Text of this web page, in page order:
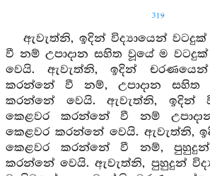
319
ඇවැත්නි, ඉදින් විද්‍යායෙන්
වී නම් උපාදාන සහිත වූයේ ම
වෙයි. ඇවැත්නි, ඉදින්
කරන්නේ වී නම්, උපාදාන සහිත
කරන්නේ වෙයි. ඇවැත්නි, ඉදින්
කෙළවර කරන්නේ වී නම්
කෙළවර කරන්නේ වෙයි. ඇවැත්නි,
කෙළවර කරන්නේ වී නම්,
කරන්නේ වෙයි. ඇවැත්නි, පුහුදුන්